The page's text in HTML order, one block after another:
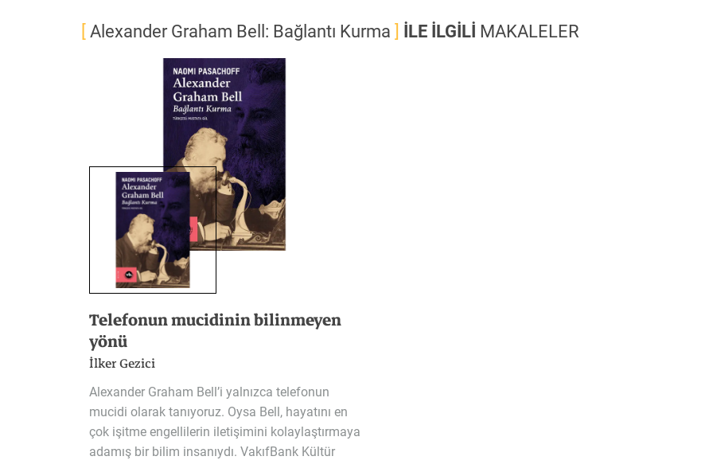
Alexander Graham Bell: Bağlantı Kurma İLE İLGİLİ MAKALELER
Telefonun mucidinin bilinmeyen
yönü
İlker Gezici
Alexander Graham Bell’i yalnızca telefonun
mucidi olarak tanıyoruz. Oysa Bell, hayatını en
çok işitme engellilerin iletişimini kolaylaştırmaya
adamış bir bilim insanıydı. VakıfBank Kültür